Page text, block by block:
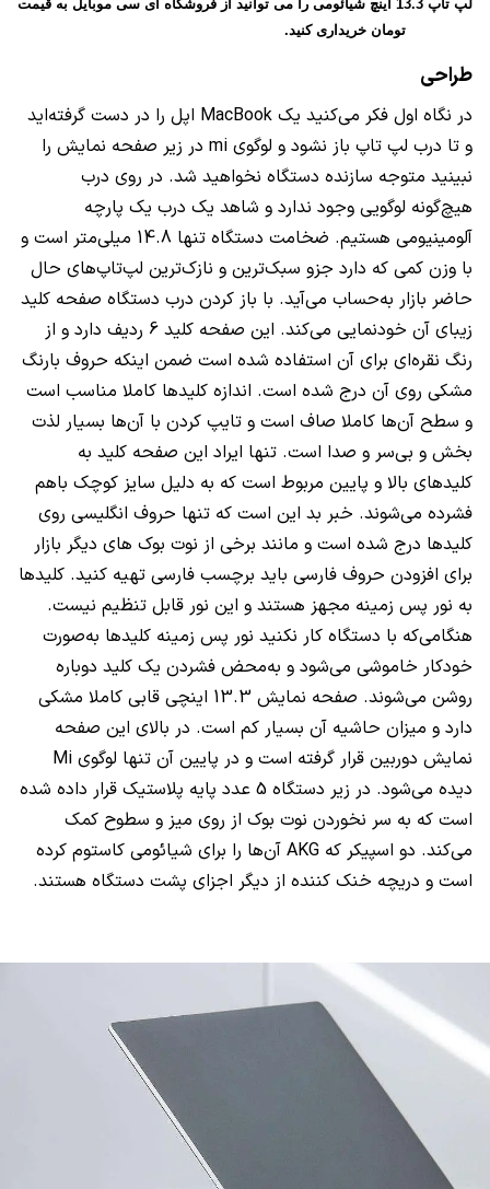
طراحی
در نگاه اول فکر می‌کنید یک MacBook اپل را در دست گرفته‌اید
و تا درب لپ تاپ باز نشود و لوگوی mi در زیر صفحه نمایش را
نبینید متوجه سازنده دستگاه نخواهید شد. در روی درب
هیچ‌گونه لوگویی وجود ندارد و شاهد یک درب یک پارچه
آلومینیومی هستیم. ضخامت دستگاه تنها 14.8 میلی‌متر است و
با وزن کمی که دارد جزو سبک‌ترین و نازک‌ترین لپ‌تاپ‌های حال
حاضر بازار به‌حساب می‌آید. با باز کردن درب دستگاه صفحه کلید
زیبای آن خودنمایی می‌کند. این صفحه کلید 6 ردیف دارد و از
رنگ نقره‌ای برای آن استفاده شده است ضمن اینکه حروف بارنگ
مشکی روی آن درج شده است. اندازه کلیدها کاملا مناسب است
و سطح آن‌ها کاملا صاف است و تایپ کردن با آن‌ها بسیار لذت
بخش و بی‌سر و صدا است. تنها ایراد این صفحه کلید به
کلیدهای بالا و پایین مربوط است که به دلیل سایز کوچک باهم
فشرده می‌شوند. خبر بد این است که تنها حروف انگلیسی روی
کلیدها درج شده است و مانند برخی از نوت بوک های دیگر بازار
برای افزودن حروف فارسی باید برچسب فارسی تهیه کنید. کلیدها
به نور پس زمینه مجهز هستند و این نور قابل تنظیم نیست.
هنگامی‌که با دستگاه کار نکنید نور پس زمینه کلیدها به‌صورت
خودکار خاموشی می‌شود و به‌محض فشردن یک کلید دوباره
روشن می‌شوند. صفحه نمایش 13.3 اینچی قابی کاملا مشکی
دارد و میزان حاشیه آن بسیار کم است. در بالای این صفحه
نمایش دوربین قرار گرفته است و در پایین آن تنها لوگوی Mi
دیده می‌شود. در زیر دستگاه 5 عدد پایه پلاستیک قرار داده شده
است که به سر نخوردن نوت بوک از روی میز و سطوح کمک
می‌کند. دو اسپیکر که AKG آن‌ها را برای شیائومی کاستوم کرده
است و دریچه خنک کننده از دیگر اجزای پشت دستگاه هستند.